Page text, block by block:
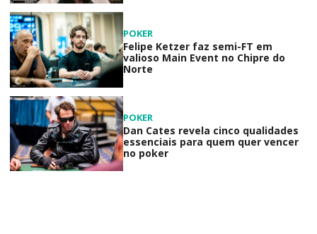
POKER
Felipe Ketzer faz semi-FT em
valioso Main Event no Chipre do
Norte
POKER
Dan Cates revela cinco qualidades
essenciais para quem quer vencer
no poker